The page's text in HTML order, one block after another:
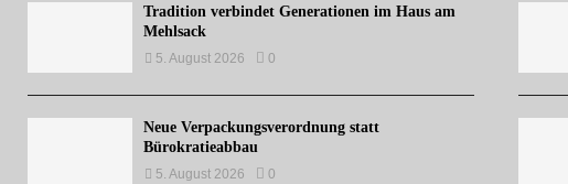
Tradition verbindet Generationen im Haus am
Mehlsack
5. August 2026 0
Neue Verpackungsverordnung statt
Bürokratieabbau
5. August 2026 0